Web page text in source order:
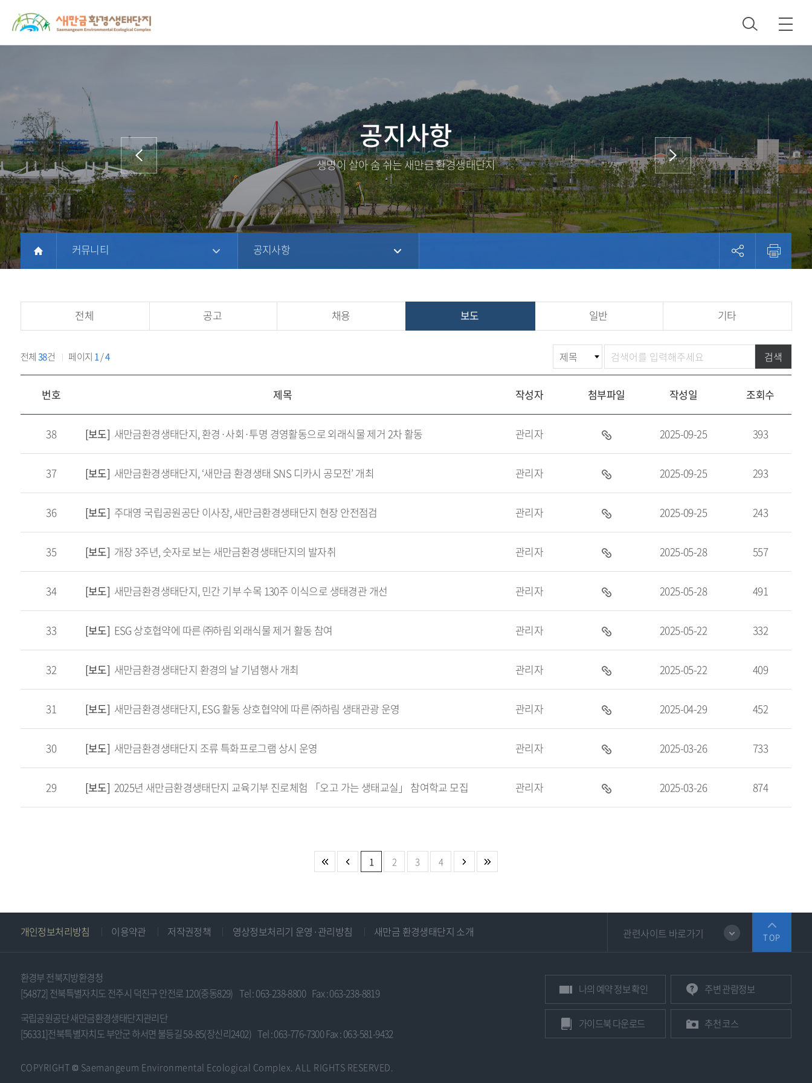
금
지
홈
페
이
지
에
방
문
주
일
위
공지사항
생명이 살아 숨 쉬는 새만금 환경생태단지
커뮤니티
공지사항
전체 공고 채용 보도 일반 기타
전체38건 페이지 1/4
게
시
색
검
색
검색
구
번호 제목 작성자 첨부파일 작성일 조회수
38 [보도] 새만금환경생태단지, 환경·사회·투명 경영활동으로 외래식물 제거 2차 활동 관리자
첨
부
파
있
음
2025-09-25 393
37 [보도] 새만금환경생태단지, ‘새만금 환경생태 SNS 디카시 공모전’ 개최 관리자
첨
부
파
있
음
2025-09-25 293
36 [보도] 주대영 국립공원공단 이사장, 새만금환경생태단지 현장 안전점검 관리자
첨
부
파
있
음
2025-09-25 243
35 [보도] 개장 3주년, 숫자로 보는 새만금환경생태단지의 발자취 관리자
첨
부
파
있
음
2025-05-28 557
34 [보도] 새만금환경생태단지, 민간 기부 수목 130주 이식으로 생태경관 개선 관리자
첨
부
파
있
음
2025-05-28 491
33 [보도] ESG 상호협약에 따른 ㈜하림 외래식물 제거 활동 참여 관리자
첨
부
파
있
음
2025-05-22 332
32 [보도] 새만금환경생태단지 환경의 날 기념행사 개최 관리자
첨
부
파
있
음
2025-05-22 409
31 [보도] 새만금환경생태단지, ESG 활동 상호협약에 따른 ㈜하림 생태관광 운영 관리자
첨
부
파
있
음
2025-04-29 452
30 [보도] 새만금환경생태단지 조류 특화프로그램 상시 운영 관리자
첨
부
파
2025-03-26 733
29 [보도] 2025년 새만금환경생태단지 교육기부 진로체험 「오고 가는 생태교실」 참여학교 모집 관리자
첨
부
2025-03-26 874
처
이
1 2 3 4
다
끝
개인정보처리방침 이용약관 저작권정책 영상정보처리기 운영·관리방침 새만금 환경생태단지 소개
환경부 전북지방환경청
[54872] 전북특별자치도 전주시 덕진구 안전로 120(중동829) Tel : 063-238-8800 Fax : 063-238-8819
국립공원공단 새만금환경생태단지관리단
[56331]전북특별자치도 부안군 하서면 불등길 58-85(장신리2402) Tel : 063-776-7300Fax : 063-581-9432
COPYRIGHT © Saemangeum Environmental Ecological Complex. ALL RIGHTS RESERVED.
관련사이트 바로가기 TOP
나의 예약 정보확인 주변관람정보
가이드북다운로드 추천 코스